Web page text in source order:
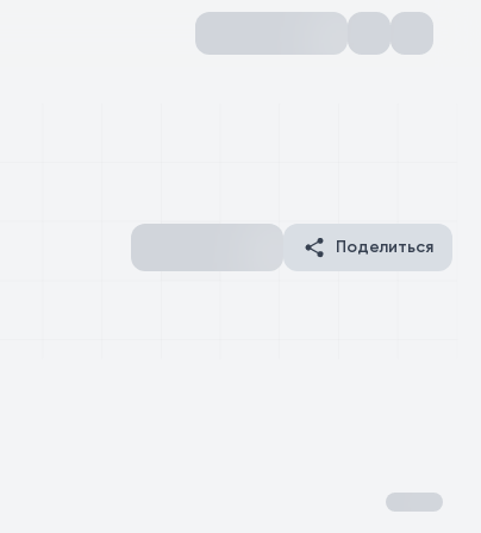
Поделиться